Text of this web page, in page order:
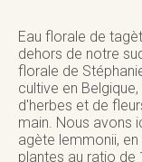
Eau florale de
dehors de notre
florale de
cultive en
d'herbes et de
main. Nous avons
agète lemmonii,
plantes au ratio de